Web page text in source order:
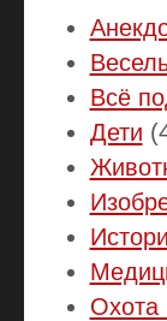
Всё
Дети
Охота